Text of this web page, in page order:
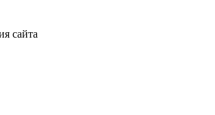
сайта